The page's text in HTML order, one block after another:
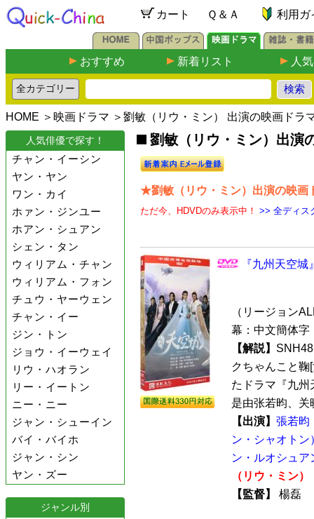
カート Ｑ＆Ａ 利用ガ
おすすめ 新着リスト 人
HOME ＞ 映画ドラマ ＞劉敏（リウ・ミン） 出演の映画ドラ
人気俳優で探す！
チャン・イーシン
ヤン・ヤン
ワン・カイ
ホァン・ジンユー
ホアン・シュアン
シェン・タン
ウィリアム・チャン
ウィリアム・フォン
チュウ・ヤーウェン
チャン・イー
ジン・トン
ジョウ・イーウェイ
リウ・ハオラン
リー・イートン
ニー・ニー
ジャン・シューイン
バイ・バイホ
ジャン・シン
ヤン・ズー
ジャンル別
劉敏（リウ・ミン）出演
★劉敏（リウ・ミン）出演の映画
ただ今、HDVDのみ表示中！ >> 全ディス
『九州天空
（リージョン
幕：中文簡体字
【解説】
クちゃんこと
たドラマ『九州
是由张若昀、关
【出演】 張若昀
ン・シャオトン
ン・ルオシュア
（リウ・ミン）
【監督】
楊磊